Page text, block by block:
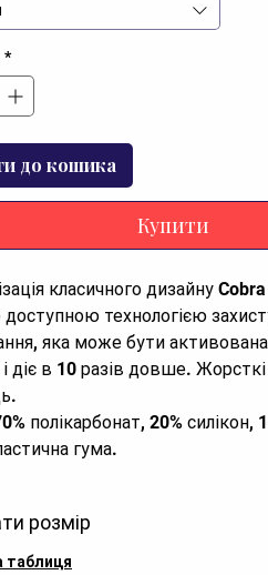
*
до кошика
Купити
класичного дизайну
технологією
яка може бути
діє в 10 разів довше. Жорсткі
полікарбонат, 20% силікон,
гума.
розмір
таблиця